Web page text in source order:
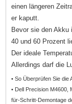
einen längeren
er kaputt.
Bevor sie den
40 und 60 Prozent
Der ideale
Allerdings darf die
• So Überprüfen Sie
• Dell Precision M4600,
für-Schritt-Demontage